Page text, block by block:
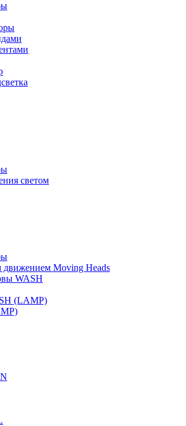
светом
Moving Heads
WASH
(LAMP)